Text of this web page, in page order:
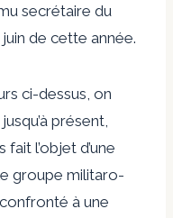
secrétaire du
de cette année.
ci-dessus, on
présent,
fait l’objet d’une
groupe militaro-
à une